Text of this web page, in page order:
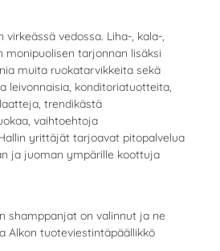
virkeässä vedossa. Liha-, kala-,
monipuolisen tarjonnan lisäksi
muita ruokatarvikkeita sekä
leivonnaisia, konditoriatuotteita,
trendikästä
vaihtoehtoja
yrittäjät tarjoavat pitopalvelua
ja juoman ympärille koottuja
shamppanjat on valinnut ja ne
Alkon tuoteviestintäpäällikkö